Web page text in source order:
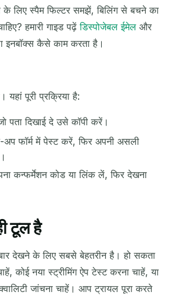
क्रिया
ईमेल का इंतज़ार कर रहे हैं...
लिए स्पैम फिल्टर समझें, बिलिंग से बचने का
हमारी गाइड पढ़ेंडिस्पोजेबल ईमेल और
इनबॉक्स कैसे काम करता है।
यहां पूरी प्रक्रिया है:
पता दिखाई दे उसे कॉपी करें।
अप फॉर्म में पेस्ट करें, फिर अपनी असली
कन्फर्मेशन कोड या लिंक लें, फिर देखना
टूल है
देखने के लिए सबसे बेहतरीन है। हो सकता
कोई नया स्ट्रीमिंग ऐप टेस्ट करना चाहें, या
जांचना चाहें। आप ट्रायल पूरा करते